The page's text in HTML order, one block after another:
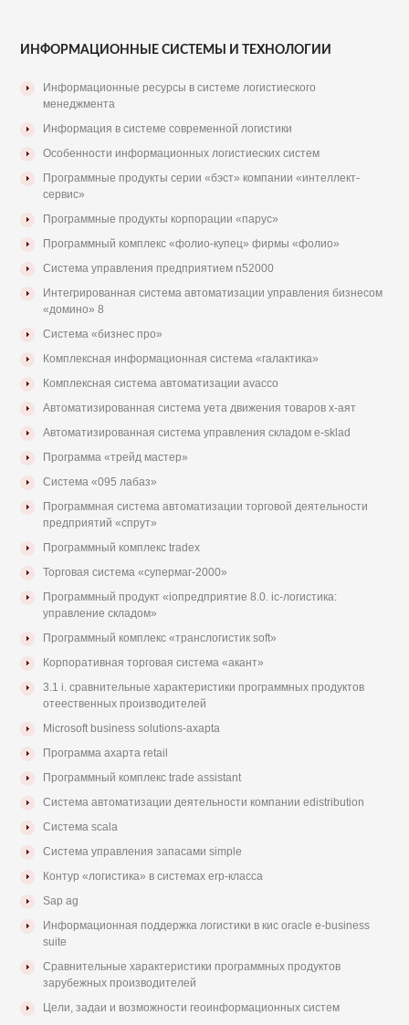
ИНФОРМАЦИОННЫЕ СИСТЕМЫ И ТЕХНОЛОГИИ
Информационные ресурсы в системе логистиеского
менеджмента
Информация в системе современной логистики
Особенности информационных логистиеских систем
Программные продукты серии «бэст» компании «интеллект-
сервис»
Программные продукты корпорации «парус»
Программный комплекс «фолио-купец» фирмы «фолио»
Система управления предприятием n52000
Интегрированная система автоматизации управления бизнесом
«домино» 8
Система «бизнес про»
Комплексная информационная система «галактика»
Комплексная система автоматизации avacco
Автоматизированная система уета движения товаров х-аят
Автоматизированная система управления складом e-sklad
Программа «трейд мастер»
Система «095 лабаз»
Программная система автоматизации торговой деятельности
предприятий «спрут»
Программный комплекс tradex
Торговая система «супермаг-2000»
Программный продукт «iопредприятие 8.0. iс-логистика:
управление складом»
Программный комплекс «транслогистик soft»
Корпоративная торговая система «акант»
3.1 i. сравнительные характеристики программных продуктов
отеественных производителей
Microsoft business solutions-axapta
Программа ахарта retail
Программный комплекс trade assistant
Система автоматизации деятельности компании edistribution
Система scala
Система управления запасами simple
Контур «логистика» в системах erp-класса
Sap ag
Информационная поддержка логистики в кис oracle e-business
suite
Сравнительные характеристики программных продуктов
зарубежных производителей
Цели, задаи и возможности геоинформационных систем